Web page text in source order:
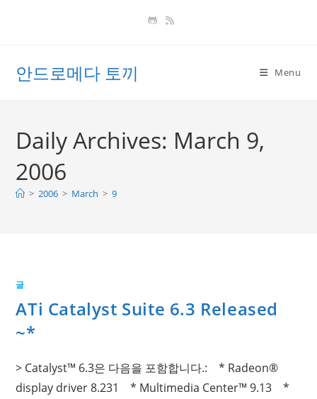
안드로메다 토끼 Menu
Daily Archives: March 9,
2006
> 2006 > March > 9
글
ATi Catalyst Suite 6.3 Released
~*
> Catalyst™ 6.3은 다음을 포함합니다.: * Radeon®
display driver 8.231 * Multimedia Center™ 9.13 *